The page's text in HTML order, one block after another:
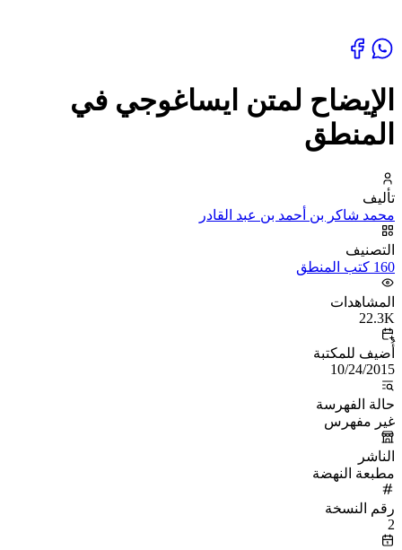
الإيضاح لمتن ايساغوجي في
المنطق
تأليف
محمد شاكر بن أحمد بن عبد القادر
التصنيف
160 كتب المنطق
المشاهدات
22.3K
أُضيف للمكتبة
10/24/2015
حالة الفهرسة
غير مفهرس
الناشر
مطبعة النهضة
رقم النسخة
2